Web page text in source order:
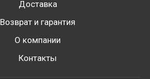
Доставка
Возврат и гарантия
О компании
Контакты